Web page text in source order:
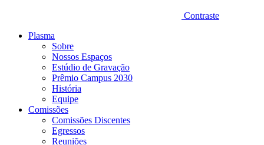
Contraste
Plasma
Sobre
Nossos Espaços
Estúdio de Gravação
Prêmio Campus 2030
História
Equipe
Comissões
Comissões Discentes
Egressos
Reuniões